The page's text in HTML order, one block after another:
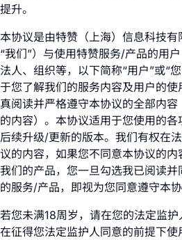
提升。
本协议是由特赞（上海）信息科技有
“我们”）与使用特赞服务/产品的用
法人、组织等，以下简称“用户”或“
于您了解我们的服务内容及用户的
真阅读并严格遵守本协议的全部内
的内容）。本协议适用于您使用的
后续升级/更新的版本。我们有权在
议的内容，如果您不同意本协议的
我们的产品，您一旦勾选我已阅读
的服务/产品，即视为您同意遵守本协
若您未满18周岁，请在您的法定监
在征得您法定监护人同意的前提下